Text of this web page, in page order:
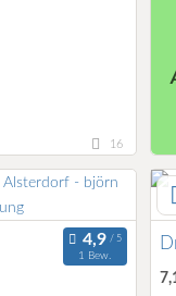
16
1 Bew.